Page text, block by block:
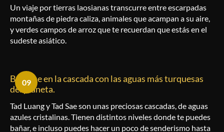
Un viaje por tierras laosianas transcurre entre escarpadas
montañas de piedra caliza, animales que acampan a su aire,
y verdes campos de arroz que te recuerdan que estás en el
sudeste asiático.
Bañarse en la cascada con las aguas más turquesas
del planeta.
09
Tad Luang y Tad Sae son unas preciosas cascadas, de aguas
azules cristalinas. Tienen distintos niveles donde te puedes
bañar, e incluso puedes hacer un poco de senderismo hasta